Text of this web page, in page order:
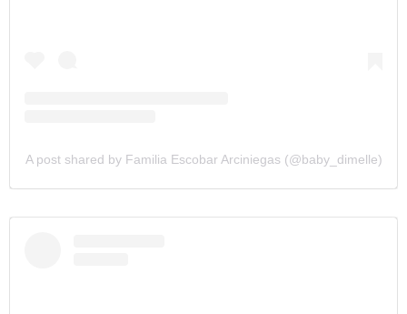
A post shared by Familia Escobar Arciniegas (@baby_dimelle)